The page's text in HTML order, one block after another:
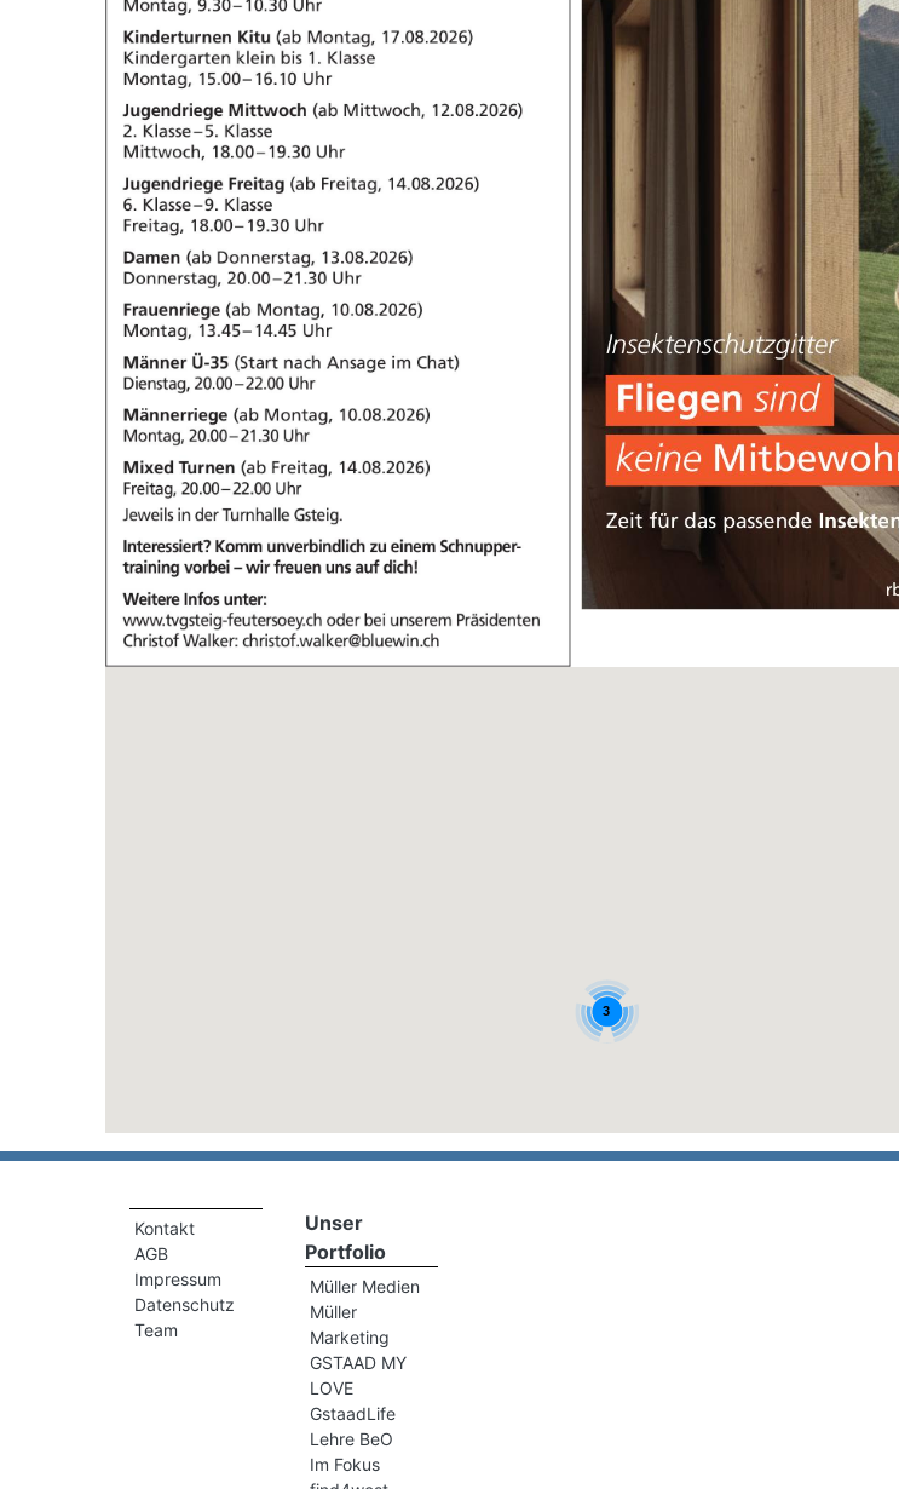
Kontakt
AGB
Impressum
Datenschutz
Team
Unser
Portfolio
Müller Medien
Müller
Marketing
GSTAAD MY
LOVE
GstaadLife
Lehre BeO
Im Fokus